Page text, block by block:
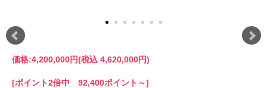
価格:4,200,000円(税込 4,620,000円)
[ポイント2倍中 92,400ポイント～]